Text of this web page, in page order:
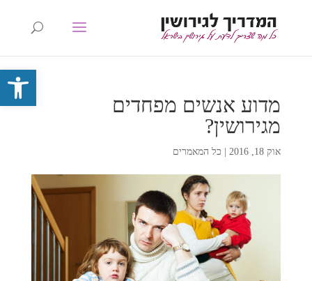
פתח
מדוע אנשים מפחדים
מגירושין?
אוק 18, 2016 | כל המאמרים